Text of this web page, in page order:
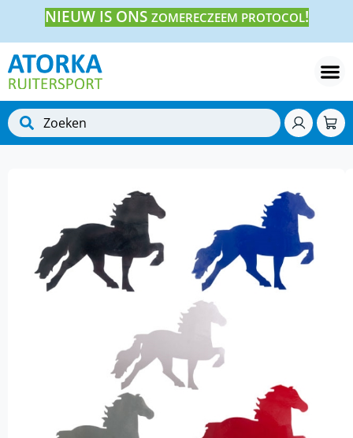
NIEUW IS ONS ZOMERECZEEM PROTOCOL!